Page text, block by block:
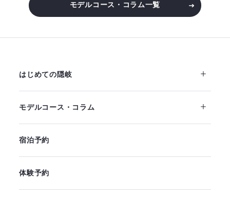
モデルコース・コラム一覧
はじめての隠岐
モデルコース・コラム
宿泊予約
体験予約